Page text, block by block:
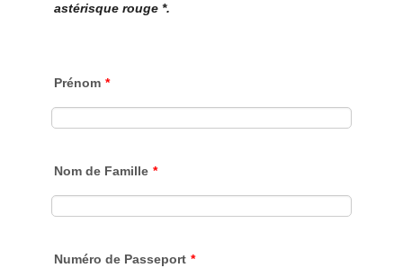
astérisque rouge *.
Prénom *
Nom de Famille *
Numéro de Passeport *